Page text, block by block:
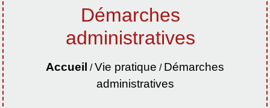
Démarches
administratives
Accueil /Vie pratique / Démarches
administratives